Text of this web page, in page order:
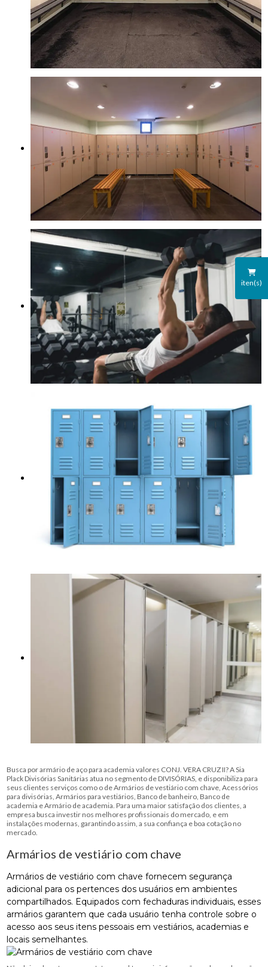
iten(s)
Busca por armário de aço para academia valores CONJ. VERA CRUZ II? A Sia
Plack Divisórias Sanitárias atua no segmento de DIVISÓRIAS, e disponibiliza para
seus clientes serviços como o de Armários de vestiário com chave, Acessórios
para divisórias, Armários para vestiários, Banco de banheiro, Banco de
academia e Armário de academia. Para uma maior satisfação dos clientes, a
empresa busca investir nos melhores profissionais do mercado, e em
instalações modernas, garantindo assim, a sua confiança e boa cotação no
mercado.
Armários de vestiário com chave
Armários de vestiário com chave fornecem segurança
adicional para os pertences dos usuários em ambientes
compartilhados. Equipados com fechaduras individuais, esses
armários garantem que cada usuário tenha controle sobre o
acesso aos seus itens pessoais em vestiários, academias e
locais semelhantes.